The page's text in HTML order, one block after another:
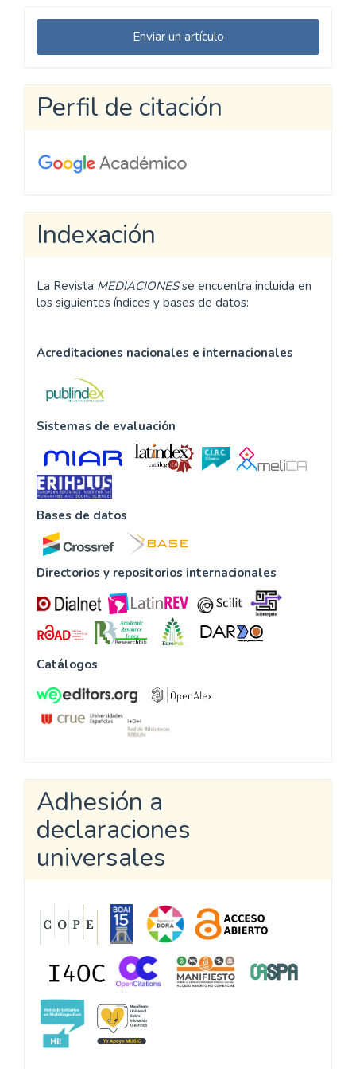
Enviar
un
Enviar un artículo
Perfil de citación
Indexación
La Revista MEDIACIONESse encuentra incluida en
los siguientes índices y bases de datos:
Acreditaciones nacionales e internacionales
Sistemas de evaluación
Bases de datos
Directorios y repositorios internacionales
Catálogos
Adhesión a
declaraciones
universales